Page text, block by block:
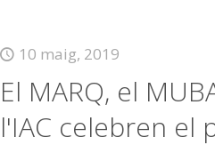
10 maig, 2019
El MARQ, el
l'IAC celebren el